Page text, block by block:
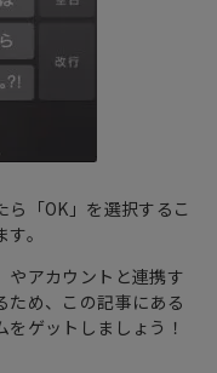
ら「OK」を選択するこ
。
やアカウントと連携す
ため、この記事にある
ゲットしましょう！